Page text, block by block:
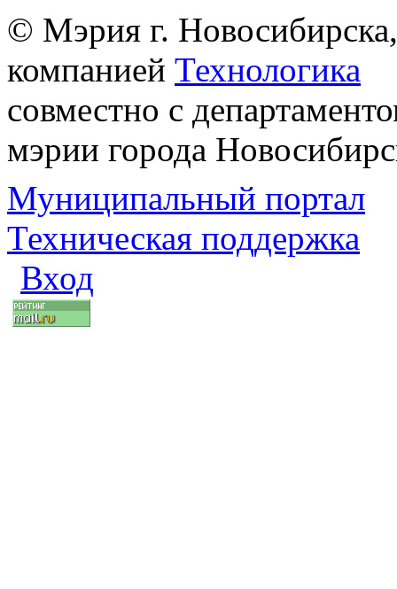
© Мэрия г.
компанией Технологика
совместно с
мэрии города
Муниципальный портал
Техническая поддержка
Вход